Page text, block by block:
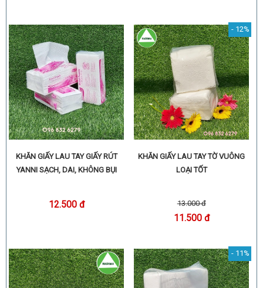
KHĂN GIẤY LAU TAY GIẤY RÚT
YANNI SẠCH, DAI, KHÔNG BỤI
12.500 đ
- 12%
KHĂN GIẤY LAU TAY TỜ VUÔNG
LOẠI TỐT
13.000 đ
11.500 đ
- 11%